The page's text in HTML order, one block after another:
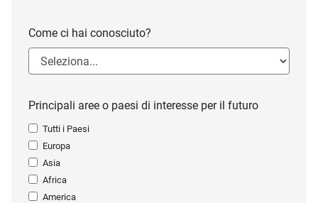
Come ci hai conosciuto?
Principali aree o paesi di interesse per il futuro
Tutti i Paesi
Europa
Asia
Africa
America